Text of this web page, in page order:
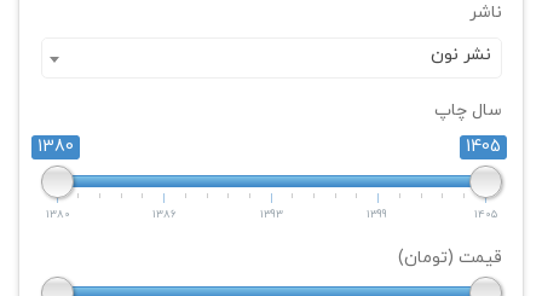
ناشر
نشر نون
سال چاپ
1380
1405
1380 1386 1393 1399 1405
قیمت (تومان)